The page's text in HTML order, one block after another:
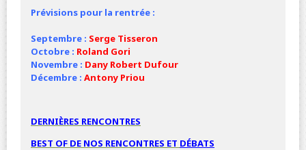
Prévisions pour la rentrée :
Septembre : Serge Tisseron
Octobre : Roland Gori
Novembre : Dany Robert Dufour
Décembre : Antony Priou
DERNIÈRES RENCONTRES
BEST OF DE NOS RENCONTRES ET DÉBATS